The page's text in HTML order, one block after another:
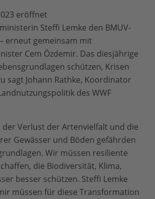
eröffnet
Steffi Lemke den BMUV-
erneut gemeinsam mit
Cem Özdemir. Das diesjährige
schützen, Krisen
sagt Johann Rathke, Koordinator
des WWF
der Verlust der Artenvielfalt und die
Gewässer und Böden gefährden
Wir müssen resiliente
die Biodiversität, Klima,
besser schützen. Steffi Lemke
müssen für diese Transformation